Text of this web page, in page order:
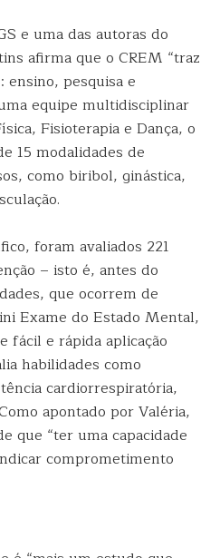
e uma das autoras do
afirma que o CREM “traz
ensino, pesquisa e
equipe multidisciplinar
Fisioterapia e Dança, o
15 modalidades de
como biribol, ginástica,
foram avaliados 221
– isto é, antes do
que ocorrem de
Exame do Estado Mental,
fácil e rápida aplicação
habilidades como
cardiorrespiratória,
apontado por Valéria,
que “ter uma capacidade
comprometimento